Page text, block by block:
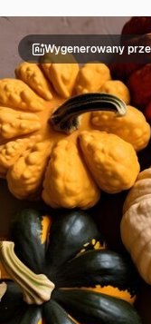
Wygenerowany